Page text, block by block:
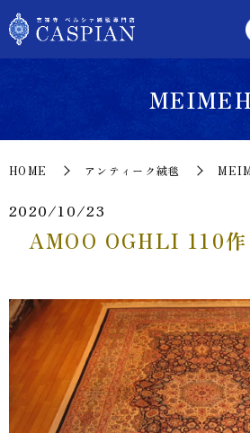
MEIMEH
HOME アンティーク絨毯
2020/10/23
AMOO OGHLI 110